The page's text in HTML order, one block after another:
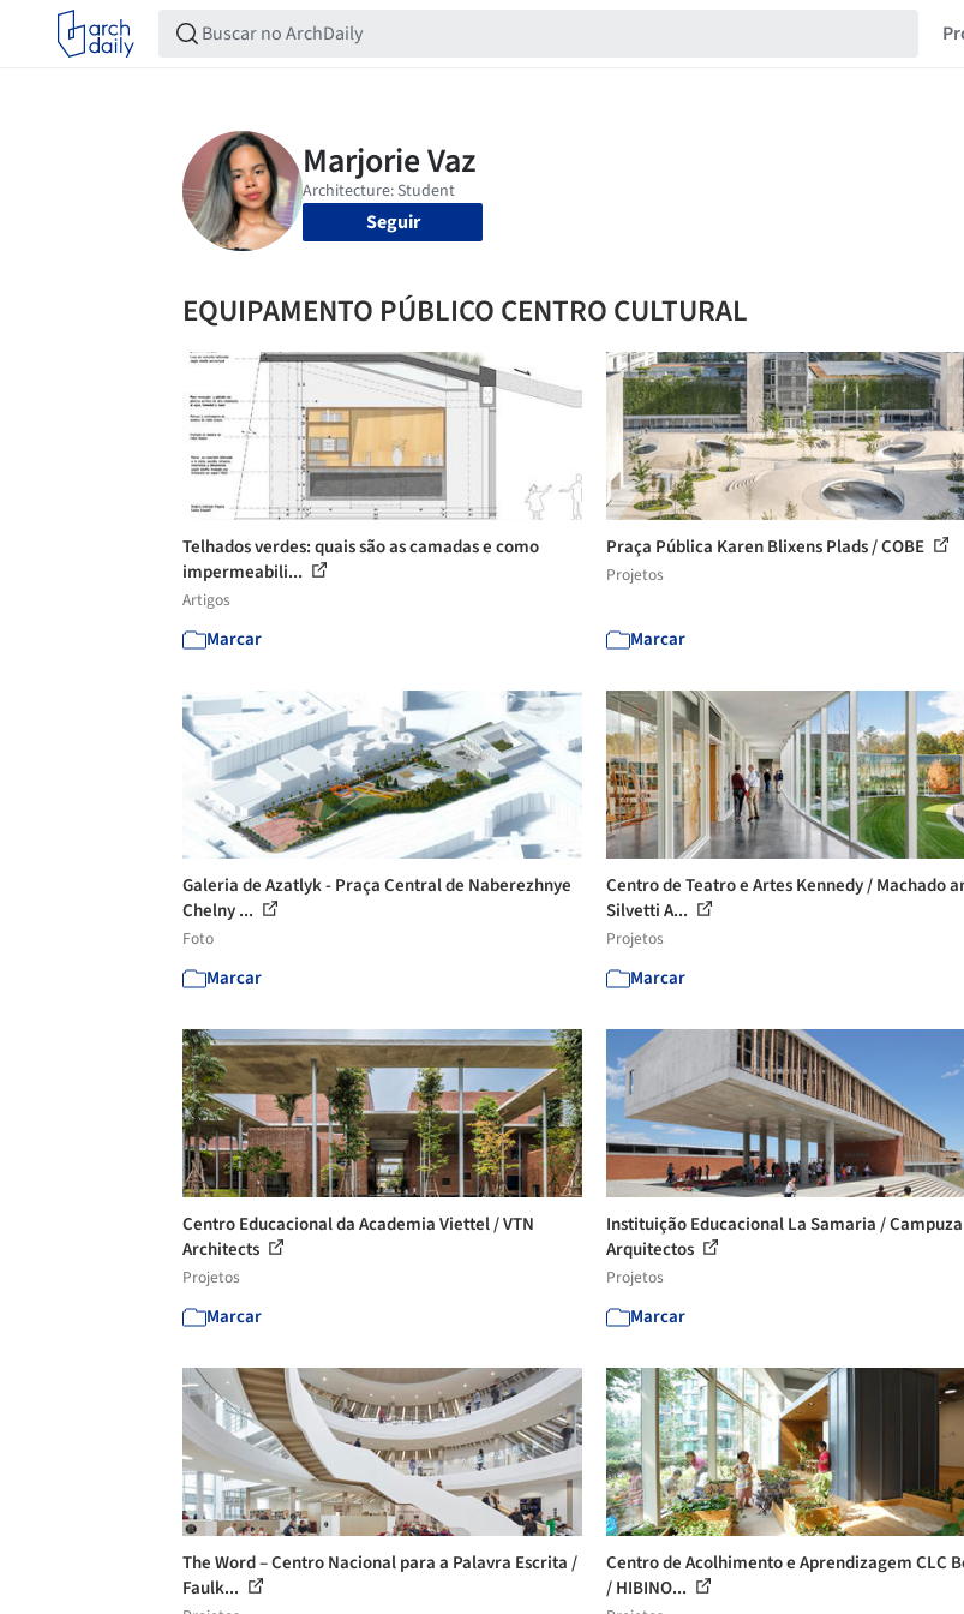
Seguir
EQUIPAMENTO PÚBLICO CENTRO CULTURAL
Telhados verdes: quais são as camadas e como
impermeabili...
Artigos
Marcar
Praça Pública Karen Blixens Plads / COBE
Projetos
Marcar
Galeria de Azatlyk - Praça Central de Naberezhnye
Chelny ...
Foto
Marcar
Centro de Teatro e Artes Kennedy / Machado
Silvetti A...
Projetos
Marcar
Centro Educacional da Academia Viettel / VTN
Architects
Projetos
Marcar
Instituição Educacional La Samaria /
Arquitectos
Projetos
Marcar
The Word – Centro Nacional para a Palavra Escrita /
Faulk...
Centro de Acolhimento e Aprendizagem CLC
/ HIBINO...